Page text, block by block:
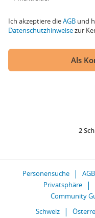
Ich akzeptiere dieAGB und
Datenschutzhinweisezur
Als
2
Personensuche AGB
Privatsphäre
Community
Schweiz